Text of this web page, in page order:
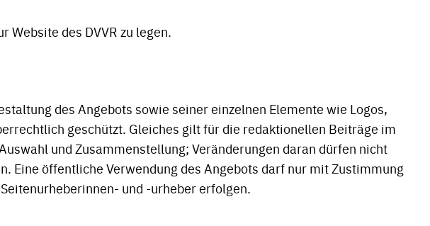
Website des DVVR zu legen.
des Angebots sowie seiner einzelnen Elemente wie Logos,
geschützt. Gleiches gilt für die redaktionellen Beiträge im
und Zusammenstellung; Veränderungen daran dürfen nicht
Eine öffentliche Verwendung des Angebots darf nur mit Zustimmung
und -urheber erfolgen.